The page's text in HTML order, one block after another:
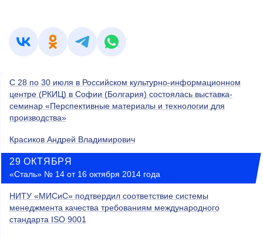
С 28 по 30 июля в Российском культурно-информационном
центре (РКИЦ) в Софии (Болгария) состоялась выставка-
семинар «Перспективные материалы и технологии для
производства»
Красиков Андрей Владимирович
29 ОКТЯБРЯ
«Сталь» № 14 от 16 октября 2014 года
НИТУ «МИСиС» подтвердил соответствие системы
менеджмента качества требованиям международного
стандарта ISO 9001